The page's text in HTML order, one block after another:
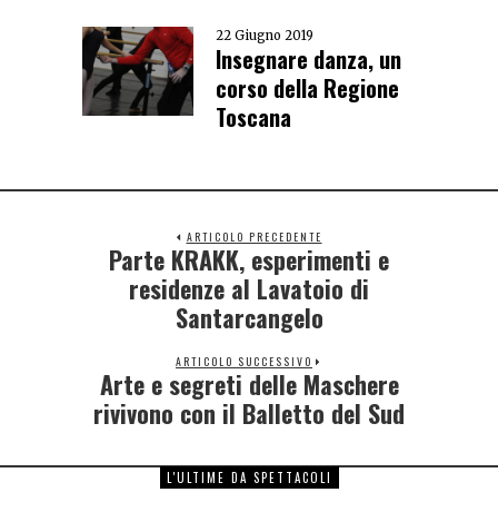
22 Giugno 2019
Insegnare danza, un
corso della Regione
Toscana
ARTICOLO PRECEDENTE
Parte KRAKK, esperimenti e
residenze al Lavatoio di
Santarcangelo
ARTICOLO SUCCESSIVO
Arte e segreti delle Maschere
rivivono con il Balletto del Sud
L'ULTIME DA SPETTACOLI